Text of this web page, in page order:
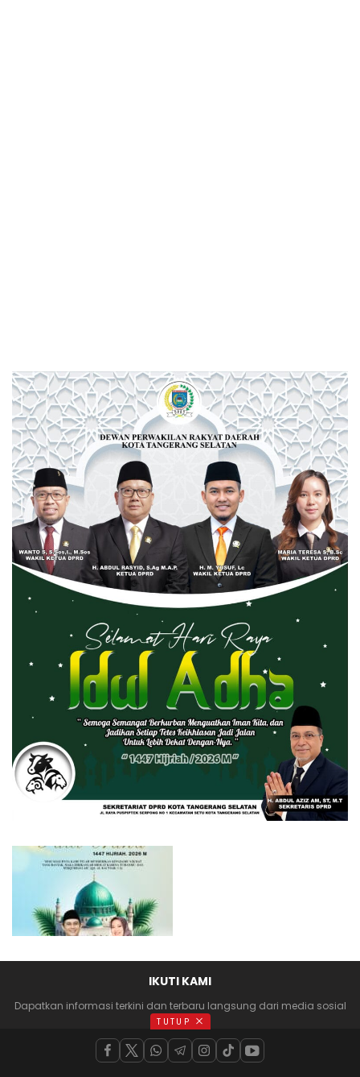
IKUTI KAMI
Dapatkan informasi terkini dan terbaru langsung dari media sosial
anda
TUTUP